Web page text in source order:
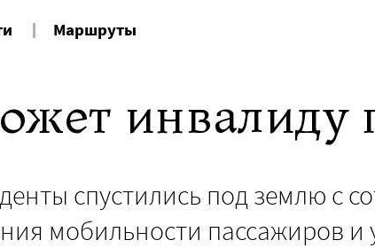
Маршруты
инвалиду
спустились под землю с
мобильности пассажиров и